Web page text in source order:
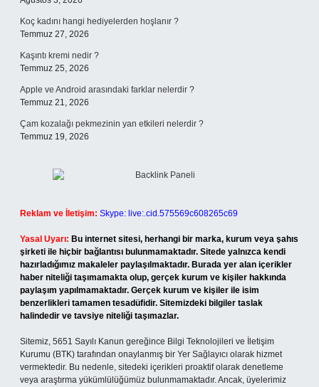
Koç kadını hangi hediyelerden hoşlanır ?
Temmuz 27, 2026
Kaşıntı kremi nedir ?
Temmuz 25, 2026
Apple ve Android arasındaki farklar nelerdir ?
Temmuz 21, 2026
Çam kozalağı pekmezinin yan etkileri nelerdir ?
Temmuz 19, 2026
Reklam ve İletişim: Skype: live:.cid.575569c608265c69
Yasal Uyarı: Bu internet sitesi, herhangi bir marka, kurum veya şahıs
şirketi ile hiçbir bağlantısı bulunmamaktadır. Sitede yalnızca kendi
hazırladığımız makaleler paylaşılmaktadır. Burada yer alan içerikler
haber niteliği taşımamakta olup, gerçek kurum ve kişiler hakkında
paylaşım yapılmamaktadır. Gerçek kurum ve kişiler ile isim
benzerlikleri tamamen tesadüfidir. Sitemizdeki bilgiler taslak
halindedir ve tavsiye niteliği taşımazlar.
Sitemiz, 5651 Sayılı Kanun gereğince Bilgi Teknolojileri ve İletişim
Kurumu (BTK) tarafından onaylanmış bir Yer Sağlayıcı olarak hizmet
vermektedir. Bu nedenle, sitedeki içerikleri proaktif olarak denetleme
veya araştırma yükümlülüğümüz bulunmamaktadır. Ancak, üyelerimiz